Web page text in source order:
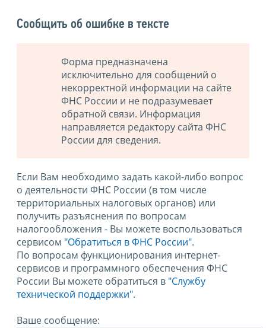
Сообщить об ошибке в тексте
Форма предназначена
исключительно для сообщений о
некорректной информации на сайте
ФНС России и не подразумевает
обратной связи. Информация
направляется редактору сайта ФНС
России для сведения.
Если Вам необходимо задать какой-либо вопрос
о деятельности ФНС России (в том числе
территориальных налоговых органов) или
получить разъяснения по вопросам
налогообложения - Вы можете воспользоваться
сервисом "Обратиться в ФНС России".
По вопросам функционирования интернет-
сервисов и программного обеспечения ФНС
России Вы можете обратиться в "Службу
технической поддержки".
Ваше сообщение: